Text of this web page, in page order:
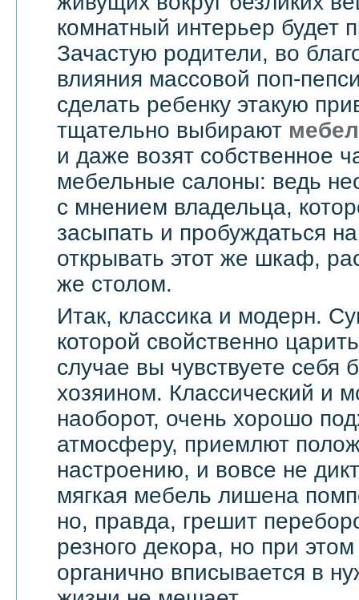
комнатный интерьер будет
Зачастую родители, во
влияния массовой поп-
сделать ребенку этакую
тщательно выбирают
и даже возят собственное
мебельные салоны: ведь
с мнением владельца,
засыпать и пробуждаться
открывать этот же шкаф,
же столом.
Итак, классика и модерн.
которой свойственно
случае вы чувствуете себя
хозяином. Классический и
наоборот, очень хорошо
атмосферу, приемлют
настроению, и вовсе не
мягкая мебель лишена
но, правда, грешит
резного декора, но при
органично вписывается в